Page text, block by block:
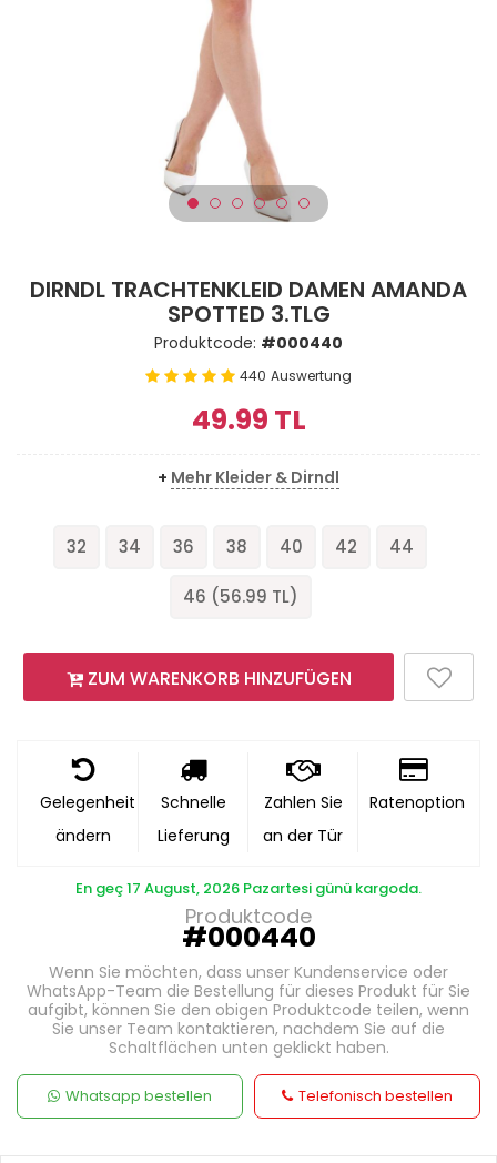
DIRNDL TRACHTENKLEID DAMEN AMANDA
SPOTTED 3.TLG
Produktcode: #000440
440 Auswertung
49.99 TL
+ Mehr Kleider & Dirndl
32 34 36 38 40 42 44
46 (56.99 TL)
ZUM WARENKORB HINZUFÜGEN
Gelegenheit
ändern
Schnelle
Lieferung
Zahlen Sie
an der Tür
Ratenoption
En geç 17 August, 2026 Pazartesi günü kargoda.
Produktcode
#000440
Wenn Sie möchten, dass unser Kundenservice oder
WhatsApp-Team die Bestellung für dieses Produkt für Sie
aufgibt, können Sie den obigen Produktcode teilen, wenn
Sie unser Team kontaktieren, nachdem Sie auf die
Schaltflächen unten geklickt haben.
Whatsapp bestellen Telefonisch bestellen